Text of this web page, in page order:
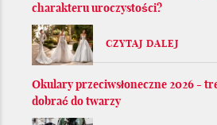
charakteru uroczystości?
CZYTAJ DALEJ
Okulary przeciwsłoneczne 2026 -
dobrać do twarzy